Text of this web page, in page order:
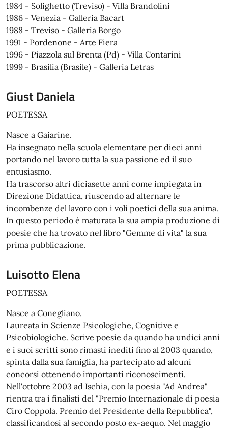
1984 - Solighetto (Treviso) - Villa Brandolini
1986 - Venezia - Galleria Bacart
1988 - Treviso - Galleria Borgo
1991 - Pordenone - Arte Fiera
1996 - Piazzola sul Brenta (Pd) - Villa Contarini
1999 - Brasilia (Brasile) - Galleria Letras
Giust Daniela
POETESSA
Nasce a Gaiarine.
Ha insegnato nella scuola elementare per dieci anni
portando nel lavoro tutta la sua passione ed il suo
entusiasmo.
Ha trascorso altri diciasette anni come impiegata in
Direzione Didattica, riuscendo ad alternare le
incombenze del lavoro con i voli poetici della sua anima.
In questo periodo è maturata la sua ampia produzione di
poesie che ha trovato nel libro "Gemme di vita" la sua
prima pubblicazione.
Luisotto Elena
POETESSA
Nasce a Conegliano.
Laureata in Scienze Psicologiche, Cognitive e
Psicobiologiche. Scrive poesie da quando ha undici anni
e i suoi scritti sono rimasti inediti fino al 2003 quando,
spinta dalla sua famiglia, ha partecipato ad alcuni
concorsi ottenendo importanti riconoscimenti.
Nell'ottobre 2003 ad Ischia, con la poesia "Ad Andrea"
rientra tra i finalisti del "Premio Internazionale di poesia
Ciro Coppola. Premio del Presidente della Repubblica",
classificandosi al secondo posto ex-aequo. Nel maggio